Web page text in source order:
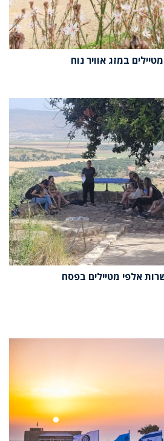
במזג אוויר נוח
אלפי מטיילים בפסח